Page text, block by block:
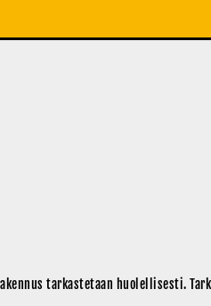
tarkastetaan huolellisesti.